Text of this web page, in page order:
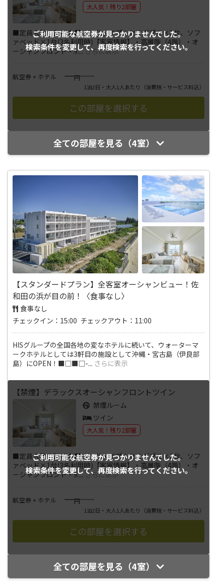
ご利用可能な航空券が見つかりませんでした。
検索条件を変更して、再度検索を行ってください。
大人気！残り2部屋
■定員人数：1～3名■ベッドタイプ：セミダブル×2台、ソフ
ァベッド×1台(3名利用時)【客室情報】・高層階（4階）・オ
ーシャンフロント・9.... さらに表示
航空券 + ホテル ――――円
1泊2日・大人1人あたり （消費税・サービス料込）
全ての部屋を見る（4室）
【スタンダードプラン】全客室オーシャンビュー！佐
和田の浜が目の前！〈食事なし〉
食事なし
チェックイン：15:00 チェックアウト：11:00
HISグループの全国各地の変なホテルに続いて、ウォーターマ
ークホテルとしては3軒目の施設として沖縄・宮古島（伊良部
島）にOPEN！■□■□-... さらに表示
ご利用可能な航空券が見つかりませんでした。
検索条件を変更して、再度検索を行ってください。
【禁煙】デラックスオーシャンフロントツイン
禁煙ルーム
ツイン
大人気！残り2部屋
■定員人数：1～3名■ベッドタイプ：セミダブル×2台、ソフ
ァベッド×1台(3名利用時)【客室情報】・高層階（4階）・オ
ーシャンフロント・9.... さらに表示
航空券 + ホテル ――――円
1泊2日・大人1人あたり （消費税・サービス料込）
全ての部屋を見る（4室）